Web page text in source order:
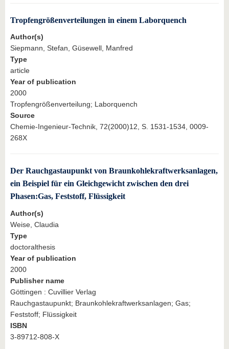
Tropfengrößenverteilungen in einem Laborquench
Author(s)
Siepmann, Stefan, Güsewell, Manfred
Type
article
Year of publication
2000
Tropfengrößenverteilung; Laborquench
Source
Chemie-Ingenieur-Technik, 72(2000)12, S. 1531-1534, 0009-
268X
Der Rauchgastaupunkt von Braunkohlekraftwerksanlagen,
ein Beispiel für ein Gleichgewicht zwischen den drei
Phasen:Gas, Feststoff, Flüssigkeit
Author(s)
Weise, Claudia
Type
doctoralthesis
Year of publication
2000
Publisher name
Göttingen : Cuvillier Verlag
Rauchgastaupunkt; Braunkohlekraftwerksanlagen; Gas;
Feststoff; Flüssigkeit
ISBN
3-89712-808-X